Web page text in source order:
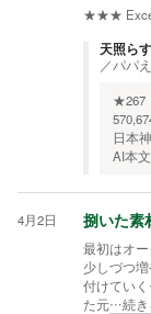
★★★
天照ら
／パパ
★267
日本
AI本
4月2日 捌いた素
最初はオ
少しづつ
付けてい
た元…続き